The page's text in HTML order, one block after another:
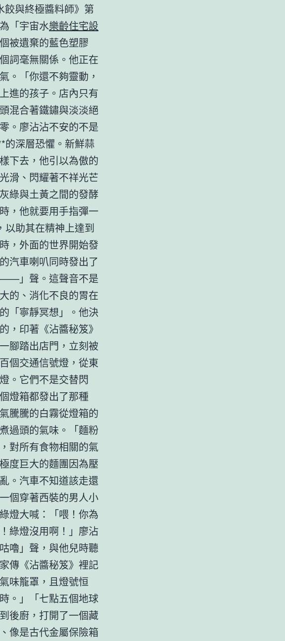
餃與終極醬料師》第
「宇宙水樂齡住宅設
被遺棄的藍色塑膠
詞毫無關係。他正在
。「你還不夠靈動，
進的孩子。店內只有
混合著鐵鏽與淡淡絕
。廖沾沾不安的不是
的深層恐懼。新鮮蒜
下去，他引以為傲的
滑、閃耀著不祥光芒
綠與土黃之間的發酵
，他就要用手指彈一
以助其在精神上達到
，外面的世界開始發
汽車喇叭同時發出了
」聲。這聲音不是
的、消化不良的胃在
「寧靜冥想」。他決
，印著《沾醬秘笈》
腳踏出店門，立刻被
個交通信號燈，從東
。它們不是交替閃
燈箱都發出了那種
騰騰的白霧從燈箱的
過頭的氣味。「麵粉
對所有食物相關的氣
度巨大的麵團因為壓
。汽車不知道該走還
個穿著西裝的男人小
燈大喊：「喂！你為
綠燈沒用啊！」廖沾
嚕」聲，與他兒時聽
傳《沾醬秘笈》裡記
味籠罩，且燈號恒
。」「七點五個地球
後廚，打開了一個藏
像是古代金屬保險箱